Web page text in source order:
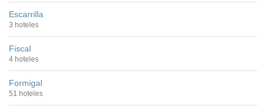
Escarrilla
3 hoteles
Fiscal
4 hoteles
Formigal
51 hoteles